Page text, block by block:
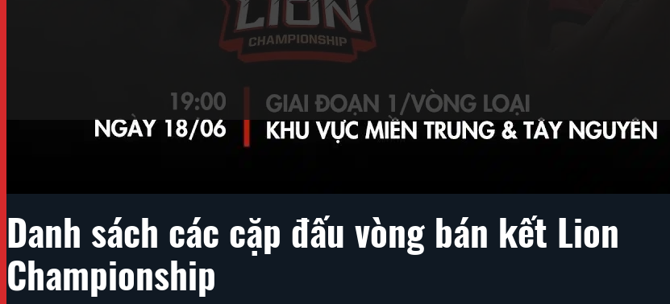
Link xem trực tiếp các trận đấu tại vòng bán kết giải Võ Thuật Tổng Hợp MMA Lion Championship 2022
Danh sách các cặp đấu vòng bán kết Lion
Championship